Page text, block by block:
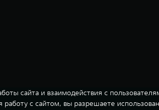
сайта и взаимодействия с
с сайтом, вы разрешаете